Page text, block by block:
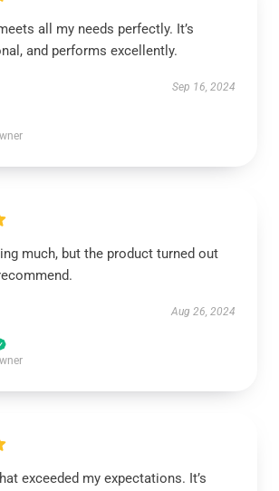
all my needs perfectly. It’s
and performs excellently.
Sep 16, 2024
much, but the product turned out
Aug 26, 2024
exceeded my expectations. It’s